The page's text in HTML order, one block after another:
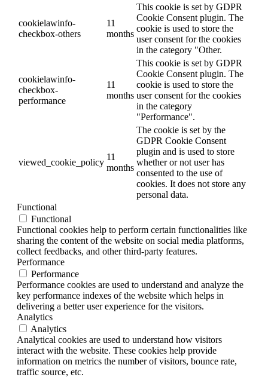
cookielawinfo-
checkbox-others
11
months
This cookie is set by GDPR
Cookie Consent plugin. The
cookie is used to store the
user consent for the cookies
in the category "Other.
cookielawinfo-
checkbox-
performance
11
months
This cookie is set by GDPR
Cookie Consent plugin. The
cookie is used to store the
user consent for the cookies
in the category
"Performance".
viewed_cookie_policy
11
months
The cookie is set by the
GDPR Cookie Consent
plugin and is used to store
whether or not user has
consented to the use of
cookies. It does not store any
personal data.
Functional
Functional
Functional cookies help to perform certain functionalities like
sharing the content of the website on social media platforms,
collect feedbacks, and other third-party features.
Performance
Performance
Performance cookies are used to understand and analyze the
key performance indexes of the website which helps in
delivering a better user experience for the visitors.
Analytics
Analytics
Analytical cookies are used to understand how visitors
interact with the website. These cookies help provide
information on metrics the number of visitors, bounce rate,
traffic source, etc.